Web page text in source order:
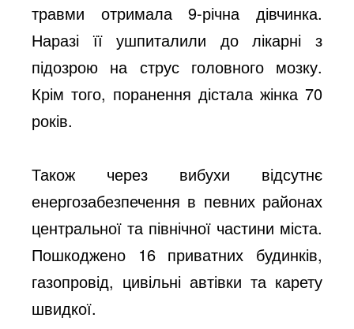
травми отримала 9-річна дівчинка.
Наразі її ушпиталили до лікарні з
підозрою на струс головного мозку.
Крім того, поранення дістала жінка 70
років.
Також через вибухи відсутнє
енергозабезпечення в певних районах
центральної та північної частини міста.
Пошкоджено 16 приватних будинків,
газопровід, цивільні автівки та карету
швидкої.